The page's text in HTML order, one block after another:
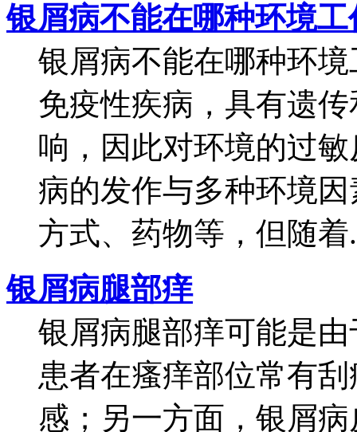
银屑病不能在哪种环境工
银屑病不能在哪种环
免疫性疾病，具有遗
响，因此对环境的过
病的发作与多种环境
方式、药物等，但随着
银屑病腿部痒
银屑病腿部痒可能是
患者在瘙痒部位常有
感；另一方面，银屑